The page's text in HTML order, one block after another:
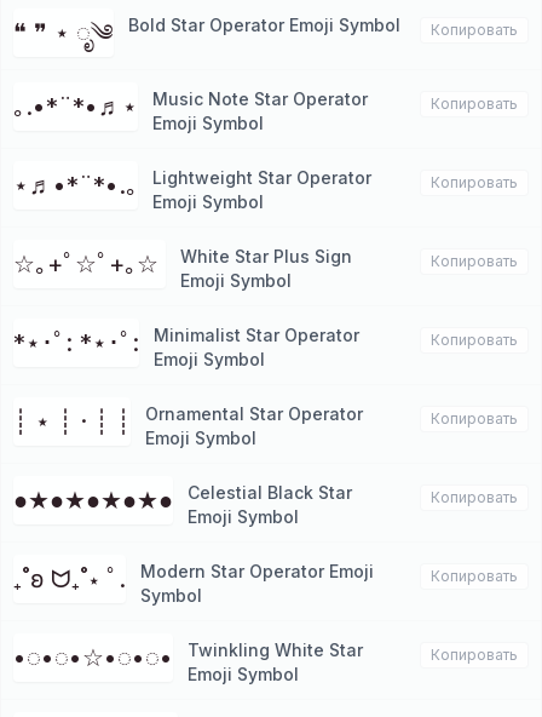
❝ ❞ ⋆ ೃ༄ Bold Star Operator Emoji Symbol Копировать
｡.•*¨*•♬⋆
Music Note Star Operator
Emoji Symbol
Копировать
⋆♬•*¨*•.｡
Lightweight Star Operator
Emoji Symbol
Копировать
☆｡+ﾟ☆ﾟ+｡☆ ⁭
White Star Plus Sign
Emoji Symbol
Копировать
*⋆･ﾟ: *⋆･ﾟ:
Minimalist Star Operator
Emoji Symbol
Копировать
┊ ⋆ ┊ · ┊ ┊
Ornamental Star Operator
Emoji Symbol
Копировать
●★●★●★●★●⁭
Celestial Black Star
Emoji Symbol
Копировать
₊˚ʚ ᗢ₊˚⋆ ﾟ.
Modern Star Operator Emoji
Symbol
Копировать
•◌•◌•☆•◌•◌•
Twinkling White Star
Emoji Symbol
Копировать